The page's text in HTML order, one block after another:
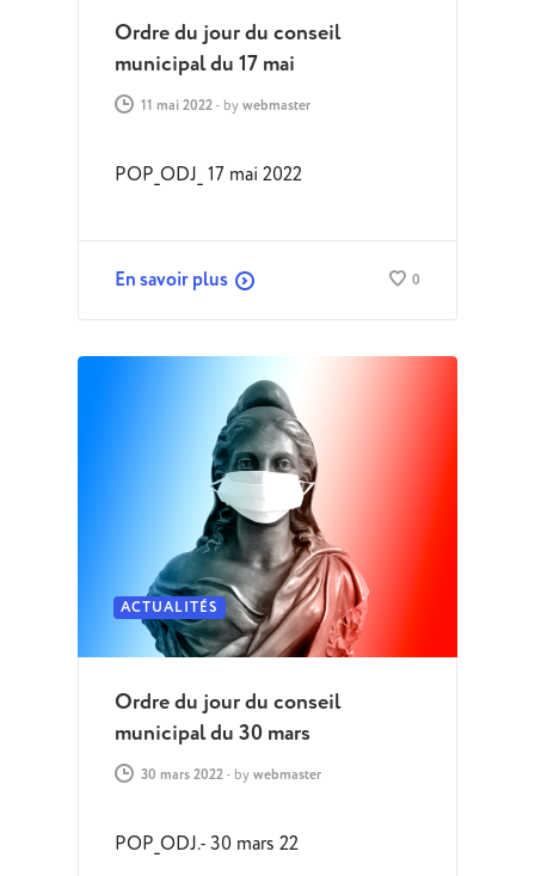
Ordre du jour du conseil
municipal du 17 mai
11 mai 2022- by webmaster
POP_ODJ_ 17 mai 2022
En savoir plus 0
ACTUALITÉS
Ordre du jour du conseil
municipal du 30 mars
30 mars 2022- by webmaster
POP_ODJ.- 30 mars 22